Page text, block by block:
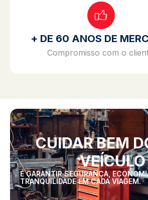
+ DE 60 ANOS DE
Compromisso com o
CUIDAR BEM
VEÍCULO
É GARANTIR SEGURANÇA,
TRANQUILIDADE EM CADA VIAGEM.